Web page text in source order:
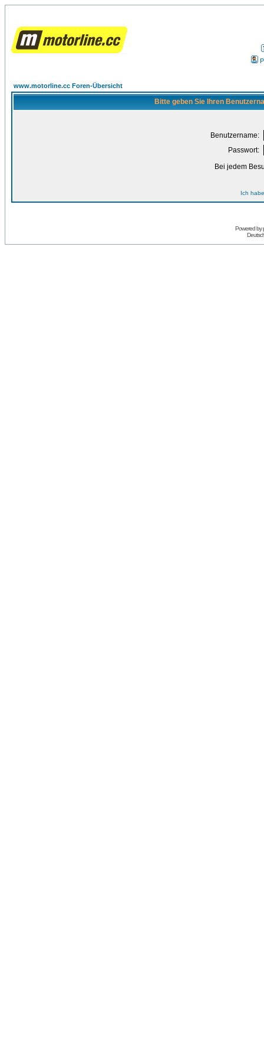
www.motorline.cc Foren-Übersicht
Bitte geben Sie Ihren
Benutzername:
Passwort:
Bei jedem
Ich
Powered by